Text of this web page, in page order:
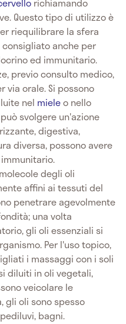
Questo tipo di utilizzo è
riequilibrare la sfera
anche per
ed immunitario.
previo consulto medico,
via orale. Si possono
nel mieleo nello
svolgere un'azione
digestiva,
diversa, possono avere
degli oli
affini ai tessuti del
penetrare agevolmente
una volta
gli oli essenziali si
Per l'uso topico,
i massaggi con i soli
diluiti in oli vegetali,
veicolare le
gli oli sono spesso
bagni.